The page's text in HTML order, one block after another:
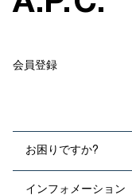
会員登録
お困りですか?
インフォメーション